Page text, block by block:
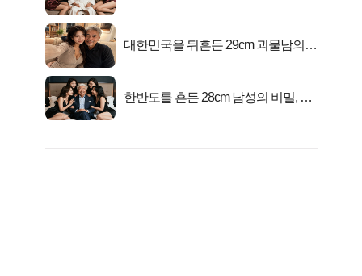
대한민국을 뒤흔든 29cm 괴물남의
한반도를 흔든 28cm 남성의 비밀, 매